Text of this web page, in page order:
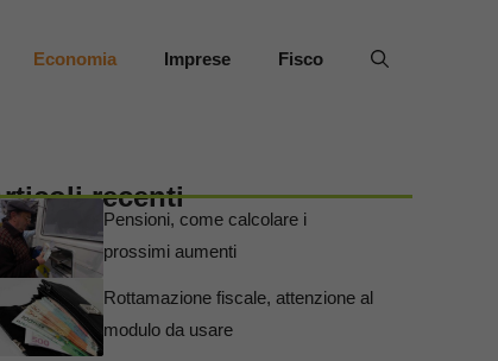
Economia Imprese Fisco
recenti
Pensioni, come calcolare i
prossimi aumenti
Rottamazione fiscale, attenzione al
modulo da usare